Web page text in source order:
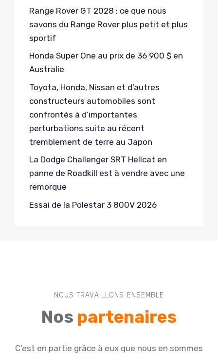
Range Rover GT 2028 : ce que nous
savons du Range Rover plus petit et plus
sportif
Honda Super One au prix de 36 900 $ en
Australie
Toyota, Honda, Nissan et d’autres
constructeurs automobiles sont
confrontés à d’importantes
perturbations suite au récent
tremblement de terre au Japon
La Dodge Challenger SRT Hellcat en
panne de Roadkill est à vendre avec une
remorque
Essai de la Polestar 3 800V 2026
NOUS TRAVAILLONS ENSEMBLE
Nos partenaires
C'est en partie grâce à eux que nous en sommes